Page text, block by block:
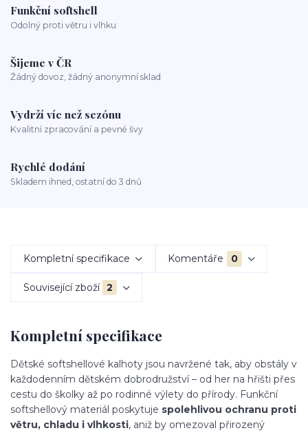
Funkční softshell
Odolný proti větru i vlhku
Šijeme v ČR
Žádný dovoz, žádný anonymní sklad
Vydrží víc než sezónu
Kvalitní zpracování a pevné švy
Rychlé dodání
Skladem ihned, ostatní do 3 dnů
Kompletní specifikace Komentáře 0
Související zboží 2
Kompletní specifikace
Dětské softshellové kalhoty jsou navržené tak, aby obstály v
každodenním dětském dobrodružství – od her na hřišti přes
cestu do školky až po rodinné výlety do přírody. Funkční
softshellový materiál poskytuje spolehlivou ochranu proti
větru, chladu i vlhkosti, aniž by omezoval přirozený